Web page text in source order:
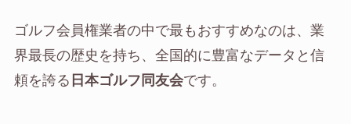
ゴルフ会員権業者の中で最もおすすめなのは、業
界最長の歴史を持ち、全国的に豊富なデータと信
頼を誇る 日本ゴルフ同友会です。